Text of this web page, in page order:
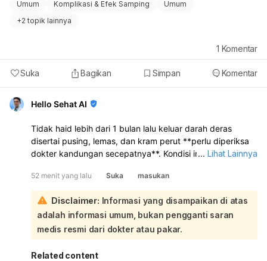
Umum Komplikasi & Efek Samping
Umum
+2 topik lainnya
Suka Bagikan Simpan Komentar
1 Komentar
Hello Sehat AI
Tidak haid lebih dari 1 bulan lalu keluar darah deras
disertai pusing, lemas, dan kram perut **perlu diperiksa
dokter kandungan secepatnya**. Kondisi ini bisa
kemudian keluar darah seperti haid, keguguran sangat
dini, atau masalah lain pada rahim/kehamilan**. Karena
tespek negatif, kehamilan belum bisa dipastikan, tetapi
**tetap perlu evaluasi** bila keluhan berlanjut atau
perdarahannya banyak:
Kalau darah keluar sangat banyak, misalnya1 pembalut
penuh dalam 1–2 jam
... Lihat Lainnya
52 menit yang lalu Suka masukan
Disclaimer: Informasi yang disampaikan di atas
adalah informasi umum, bukan pengganti saran
medis resmi dari dokter atau pakar.
Related content